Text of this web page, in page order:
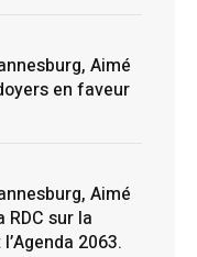
Aimé
en faveur
Aimé
sur la
2063.